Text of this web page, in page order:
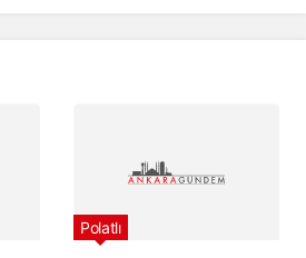
Polatlı